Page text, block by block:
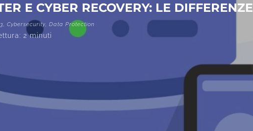
E CYBER RECOVERY: LE DIFFERENZE
Cybersecurity, Data Protection
2 minuti